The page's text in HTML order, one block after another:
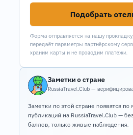
Подобрать
Форма отправляется на нашу
передаёт параметры партнёрскому
храним карты и не проводим платежи.
Заметки о стране
RussiaTravel.Club —
Заметки по этой стране появятся по
публикаций на RussiaTravel.Club —
баллов, только живые наблюдения.